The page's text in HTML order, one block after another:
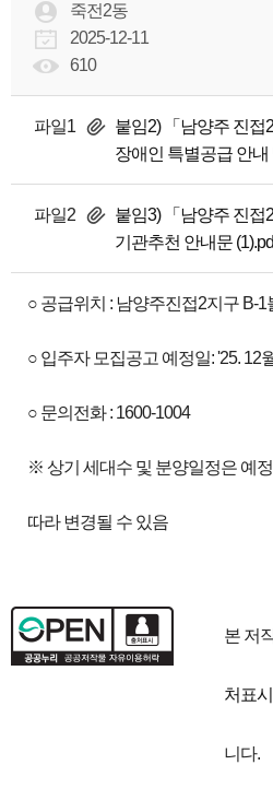
죽전2동
2025-12-11
610
파일1
붙임2) 「남양주 진접
장애인 특별공급 안
파일2
붙임3) 「남양주 진접
기관추천 안내문
○ 공급위치 : 남양주진접2지구 B-1
○ 입주자 모집공고 예정일: '25. 12
○ 문의전화 : 1600-1004
※ 상기 세대수 및 분양일정은 예
따라 변경될 수 있음
본 저
처표시
니다.